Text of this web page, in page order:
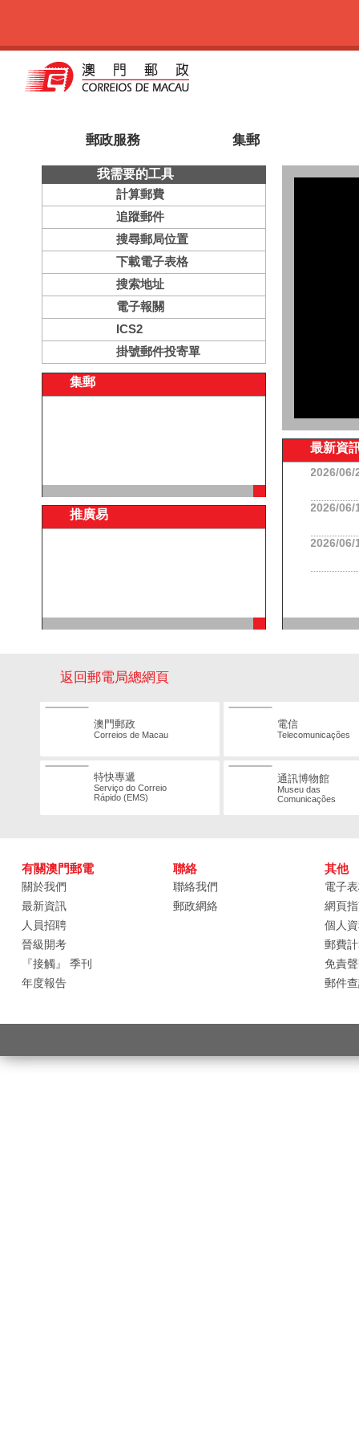
郵政服務 集郵
我需要的工具
計算郵費
追蹤郵件
搜尋郵局位置
下載電子表格
搜索地址
電子報關
ICS2
掛號郵件投寄單
集郵
推廣易
最新資
2026/06/
2026/06/
2026/06/
返回郵電局總網頁
澳門郵政
Correios de Macau
電信
Telecomunicações
特快專遞
Serviço do Correio
Rápido (EMS)
通訊博物館
Museu das
Comunicações
有關澳門郵電
關於我們
最新資訊
人員招聘
晉級開考
『接觸』 季刊
年度報告
聯絡
聯絡我們
郵政網絡
其他
電子
網頁
個人
郵費
免責
郵件
局網頁（https://cds.ctt.gov.mo）或手機應用程